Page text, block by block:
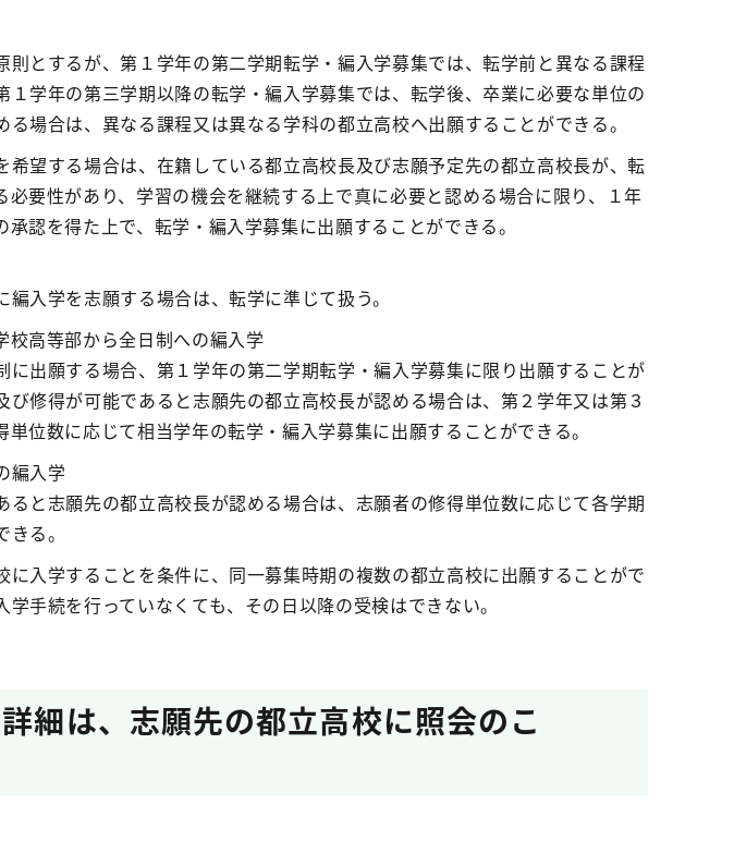
とするが、第１学年の第二学期転学・編入学募集では、転学前と異なる課程
学年の第三学期以降の転学・編入学募集では、転学後、卒業に必要な単位の
場合は、異なる課程又は異なる学科の都立高校へ出願することができる。
望する場合は、在籍している都立高校長及び志願予定先の都立高校長が、転
要性があり、学習の機会を継続する上で真に必要と認める場合に限り、１年
認を得た上で、転学・編入学募集に出願することができる。
入学を志願する場合は、転学に準じて扱う。
高等部から全日制への編入学
出願する場合、第１学年の第二学期転学・編入学募集に限り出願することが
修得が可能であると志願先の都立高校長が認める場合は、第２学年又は第３
位数に応じて相当学年の転学・編入学募集に出願することができる。
編入学
と志願先の都立高校長が認める場合は、志願者の修得単位数に応じて各学期
る。
入学することを条件に、同一募集時期の複数の都立高校に出願することがで
手続を行っていなくても、その日以降の受検はできない。
細は、志願先の都立高校に照会のこ